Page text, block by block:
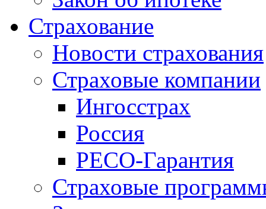
Страхование
Новости страхования
Страховые компании
Ингосстрах
Россия
РЕСО-Гарантия
Страховые